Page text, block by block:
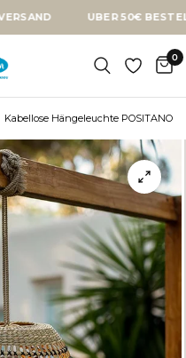
ÜBER 50€ BESTELLLUNG:
0
Kabellose Hängeleuchte POSITANO